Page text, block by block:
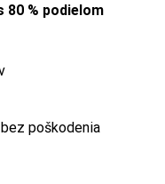
80 % podielom
poškodenia